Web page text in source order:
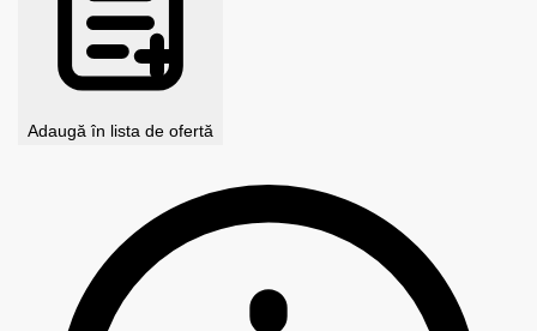
Adaugă în lista de ofertă